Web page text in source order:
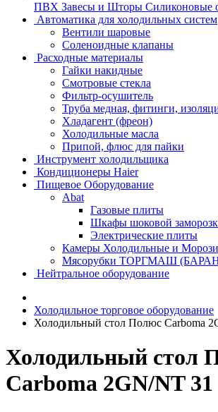
ПВХ Завесы и Шторы Силиконовые
Автоматика для холодильных систем
Вентили шаровые
Соленоидные клапаны
Расходные материалы
Гайки накидные
Смотровые стекла
Фильтр-осушитель
Труба медная, фитинги,
Хладагент (фреон)
Холодильные масла
Припой, флюс для пайки
Инструмент холодильщика
Кондиционеры Haier
Пищевое Оборудование
Abat
Газовые плиты
Шкафы шоковой
Электрические плиты
Камеры Холодильные и
Мясорубки ТОРГМАШ
Нейтральное оборудование
Холодильное торговое оборудование
Холодильный стол Полюс Carboma
Холодильный стол
Carboma 2GN/NT 31